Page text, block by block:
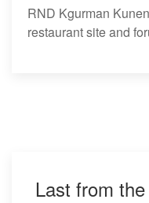
RND Kgurman
restaurant site and
Last from